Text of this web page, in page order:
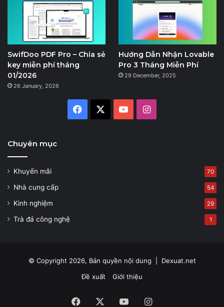
SwifDoo PDF Pro – Chia sẻ
key miễn phí tháng
01/2026
26 January, 2026
Hướng Dẫn Nhận Lovable
Pro 3 Tháng Miễn Phí
29 December, 2025
Facebook YouTubeInstagram
Chuyên mục
Khuyến mãi 70
Nhà cung cấp 54
Kinh nghiệm 29
Trà đá công nghệ 1
© Copyright 2026, Bản quyền nội dung | Dexuat.net
Đề xuất
Giới thiệu
Facebook YouTubeInstagram